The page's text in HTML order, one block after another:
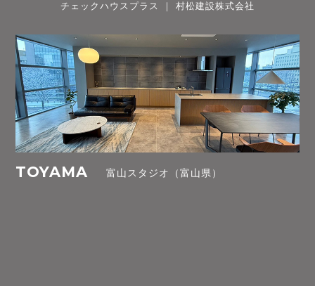
チェックハウスプラス ｜ 村松建設株式会社
TOYAMA 富山スタジオ（富山県）